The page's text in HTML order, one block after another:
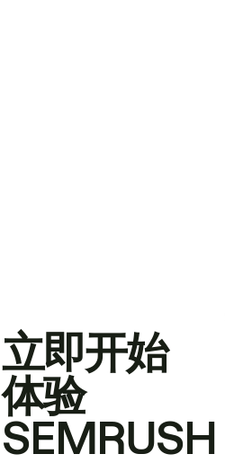
立即开始
体验
SEMRUSH